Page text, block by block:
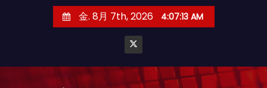
金. 8月 7th, 2026 4:07:14 AM